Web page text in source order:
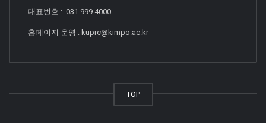
대표번호 : 031.999.4000
홈페이지 운영 : kuprc@kimpo.ac.kr
TOP